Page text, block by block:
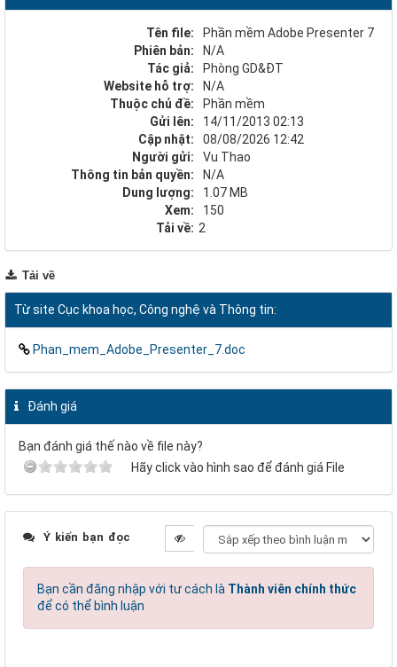
Tên file:
Phần mềm Adobe Presenter 7
Phiên bản:
N/A
Tác giả:
Phòng GD&ĐT
Website hỗ trợ:
N/A
Thuộc chủ đề:
Phần mềm
Gửi lên:
14/11/2013 02:13
Cập nhật:
08/08/2026 12:42
Người gửi:
Vu Thao
Thông tin bản quyền:
N/A
Dung lượng:
1.07 MB
Xem:
150
Tải về: 2
Tải về
Từ site Cục khoa học, Công nghệ và Thông tin:
Phan_mem_Adobe_Presenter_7.doc
Đánh giá
Bạn đánh giá thế nào về file này?
Hãy click vào hình sao để đánh giá File
Ý kiến bạn đọc
Bạn cần đăng nhập với tư cách là Thành viên chính thức
để có thể bình luận